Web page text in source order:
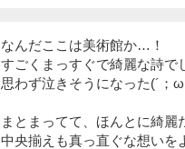
なんだここは美術館か…！
すごくまっすぐで綺麗な詩で
思わず泣きそうになった(´；ω
まとまってて、ほんとに綺麗
中央揃えも真っ直ぐな想いを